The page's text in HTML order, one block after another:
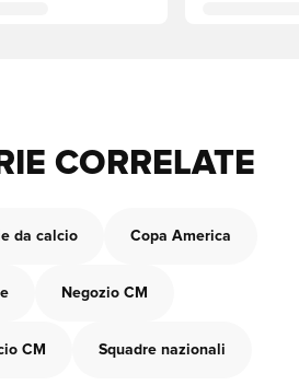
CORRELATE
da calcio Copa America
Negozio CM
CM Squadre nazionali